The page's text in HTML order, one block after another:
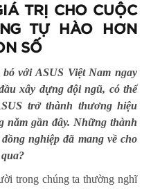
TRỊ CHO CUỘC
TỰ HÀO HƠN
SỐ
với ASUS Việt Nam ngay
xây dựng đội ngũ, có thể
trở thành thương hiệu
năm gần đây. Những thành
nghiệp đã mang về cho
trong chúng ta thường nghĩ